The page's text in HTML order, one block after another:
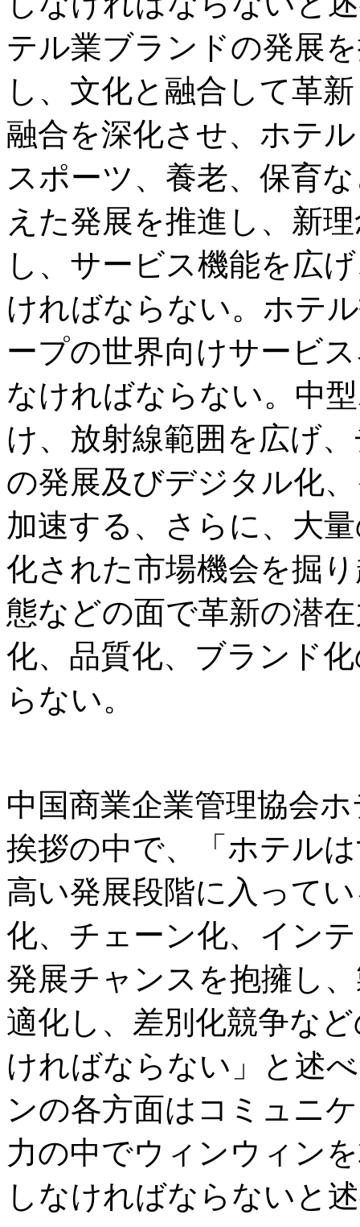
テル業ブランドの発展
し、文化と融合して革
融合を深化させ、ホテ
スポーツ、養老、保育
えた発展を推進し、新
し、サービス機能を広
ければならない。ホテ
ープの世界向けサービ
なければならない。中
け、放射線範囲を広げ
の発展及びデジタル化
加速する、さらに、大
化された市場機会を掘
態などの面で革新の潜
化、品質化、ブランド
らない。
中国商業企業管理協会
挨拶の中で、「ホテル
高い発展段階に入って
化、チェーン化、イン
発展チャンスを抱擁し
適化し、差別化競争な
ければならない」と述
ンの各方面はコミュニ
力の中でウィンウィン
しなければならないと